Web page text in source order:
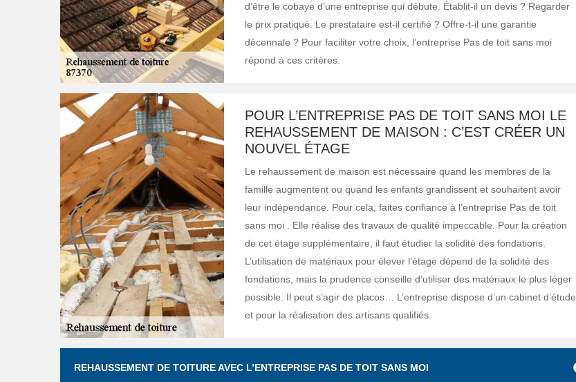
d’être le cobaye d’une entreprise qui débute. Établit-il un devis ? Regarder
le prix pratiqué. Le prestataire est-il certifié ? Offre-t-il une garantie
décennale ? Pour faciliter votre choix, l’entreprise Pas de toit sans moi
répond à ces critères.
POUR L’ENTREPRISE PAS DE TOIT SANS MOI LE
REHAUSSEMENT DE MAISON : C’EST CRÉER UN
NOUVEL ÉTAGE
Le rehaussement de maison est nécessaire quand les membres de la
famille augmentent ou quand les enfants grandissent et souhaitent avoir
leur indépendance. Pour cela, faites confiance à l’entreprise Pas de toit
sans moi . Elle réalise des travaux de qualité impeccable. Pour la création
de cet étage supplémentaire, il faut étudier la solidité des fondations.
L’utilisation de matériaux pour élever l’étage dépend de la solidité des
fondations, mais la prudence conseille d’utiliser des matériaux le plus léger
possible. Il peut s’agir de placos… L’entreprise dispose d’un cabinet d’étude
et pour la réalisation des artisans qualifiés.
REHAUSSEMENT DE TOITURE AVEC L’ENTREPRISE PAS DE TOIT SANS MOI